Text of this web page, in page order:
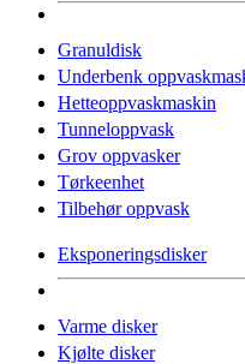
Granuldisk
Underbenk
Hetteoppvaskmaskin
Tunneloppvask
Grov oppvasker
Tørkeenhet
Tilbehør oppvask
Eksponeringsdisker
Varme disker
Kjølte disker